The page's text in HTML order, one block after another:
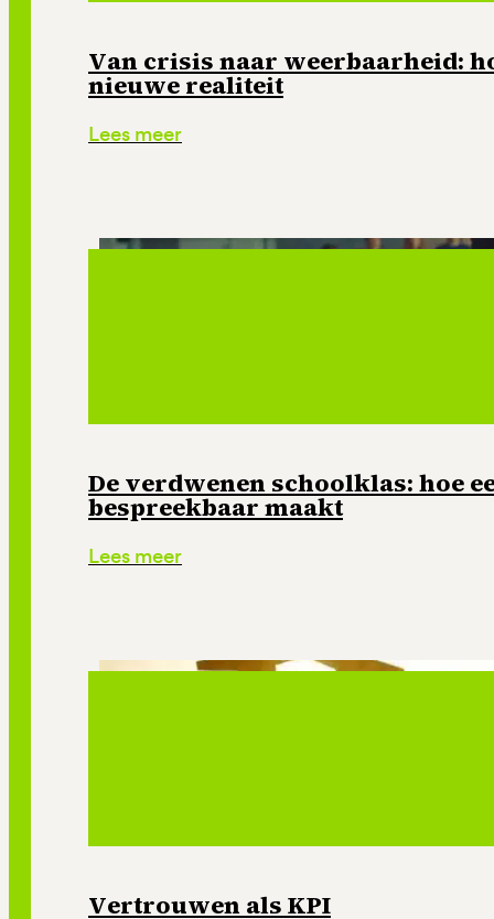
Van crisis naar weerbaarheid:
nieuwe realiteit
Lees meer
De verdwenen schoolklas: hoe
bespreekbaar maakt
Lees meer
Vertrouwen als KPI